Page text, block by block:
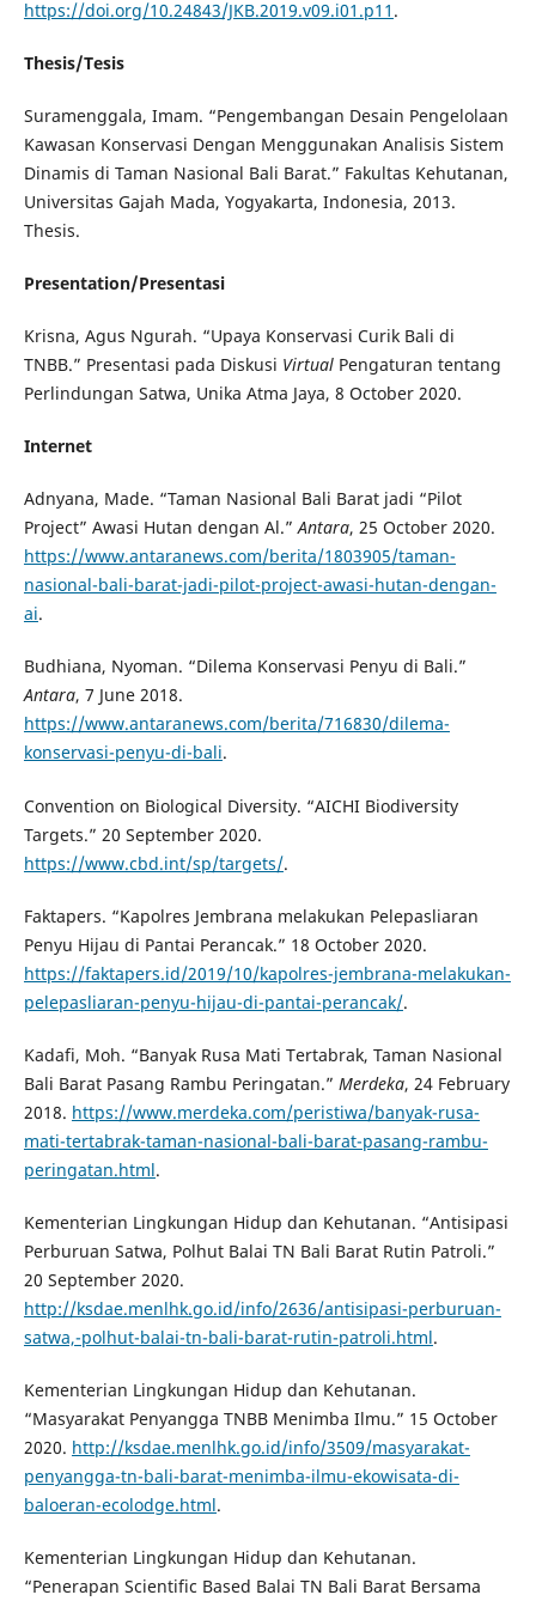
https://doi.org/10.24843/JKB.2019.v09.i01.p11 .
Thesis/Tesis
Suramenggala, Imam. “Pengembangan Desain Pengelolaan
Kawasan Konservasi Dengan Menggunakan Analisis Sistem
Dinamis di Taman Nasional Bali Barat.” Fakultas Kehutanan,
Universitas Gajah Mada, Yogyakarta, Indonesia, 2013.
Thesis.
Presentation/Presentasi
Krisna, Agus Ngurah. “Upaya Konservasi Curik Bali di
TNBB.” Presentasi pada Diskusi VirtualPengaturan tentang
Perlindungan Satwa, Unika Atma Jaya, 8 October 2020.
Internet
Adnyana, Made. “Taman Nasional Bali Barat jadi “Pilot
Project” Awasi Hutan dengan Al.”Antara, 25 October 2020.
https://www.antaranews.com/berita/1803905/taman-
nasional-bali-barat-jadi-pilot-project-awasi-hutan-dengan-
ai.
Budhiana, Nyoman. “Dilema Konservasi Penyu di Bali.”
Antara, 7 June 2018.
https://www.antaranews.com/berita/716830/dilema-
konservasi-penyu-di-bali.
Convention on Biological Diversity. “AICHI Biodiversity
Targets.” 20 September 2020.
https://www.cbd.int/sp/targets/.
Faktapers. “Kapolres Jembrana melakukan Pelepasliaran
Penyu Hijau di Pantai Perancak.” 18 October 2020.
https://faktapers.id/2019/10/kapolres-jembrana-melakukan-
pelepasliaran-penyu-hijau-di-pantai-perancak/.
Kadafi, Moh. “Banyak Rusa Mati Tertabrak, Taman Nasional
Bali Barat Pasang Rambu Peringatan.” Merdeka, 24 February
2018. https://www.merdeka.com/peristiwa/banyak-rusa-
mati-tertabrak-taman-nasional-bali-barat-pasang-rambu-
peringatan.html.
Kementerian Lingkungan Hidup dan Kehutanan. “Antisipasi
Perburuan Satwa, Polhut Balai TN Bali Barat Rutin Patroli.”
20 September 2020.
http://ksdae.menlhk.go.id/info/2636/antisipasi-perburuan-
satwa,-polhut-balai-tn-bali-barat-rutin-patroli.html.
Kementerian Lingkungan Hidup dan Kehutanan.
“Masyarakat Penyangga TNBB Menimba Ilmu.” 15 October
2020. http://ksdae.menlhk.go.id/info/3509/masyarakat-
penyangga-tn-bali-barat-menimba-ilmu-ekowisata-di-
baloeran-ecolodge.html.
Kementerian Lingkungan Hidup dan Kehutanan.
“Penerapan Scientific Based Balai TN Bali Barat Bersama